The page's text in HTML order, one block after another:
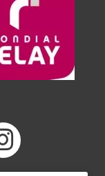
I
n